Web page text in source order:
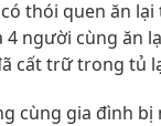
thói quen ăn
4 người cùng ăn
cất trữ trong tủ
cùng gia đình